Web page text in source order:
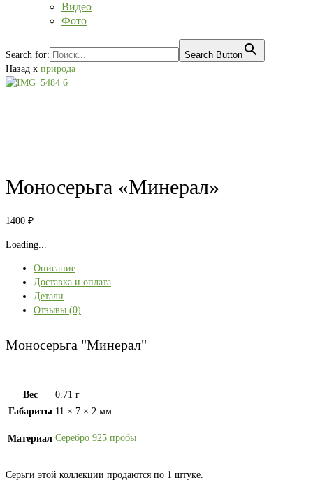
Видео
Фото
Search for:
Search Button
Назад к природа
Моносерьга «Минерал»
1400 ₽
Loading...
Описание
Доставка и оплата
Детали
Отзывы (0)
Моносерьга "Минерал"
Вес
0.71 г
Габариты 11 × 7 × 2 мм
Материал Серебро 925 пробы
Серьги этой коллекции продаются по 1 штуке.